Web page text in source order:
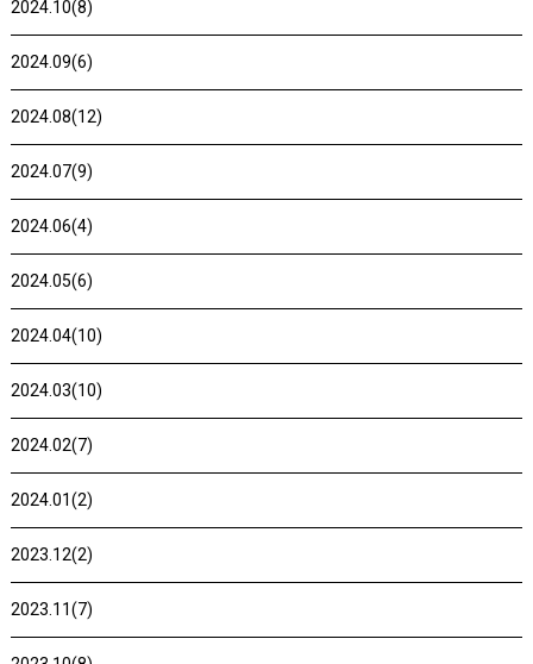
2024.10(8)
2024.09(6)
2024.08(12)
2024.07(9)
2024.06(4)
2024.05(6)
2024.04(10)
2024.03(10)
2024.02(7)
2024.01(2)
2023.12(2)
2023.11(7)